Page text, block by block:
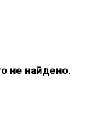
не найдено.